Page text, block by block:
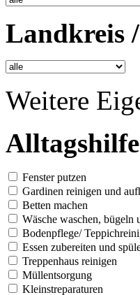
Landkreis
Weitere
Fenster putzen
Gardinen reinigen und
Betten machen
Wäsche waschen, bügeln
Bodenpflege/
Essen zubereiten und
Treppenhaus reinigen
Müllentsorgung
Kleinstreparaturen